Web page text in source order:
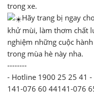
trong xe.
Hãy trang bị ngay
khử mùi, làm thơm chất
nghiệm những cuộc
trong mùa hè này nha.
--------
- Hotline 1900 25 25 41
141-076 60 44141-076